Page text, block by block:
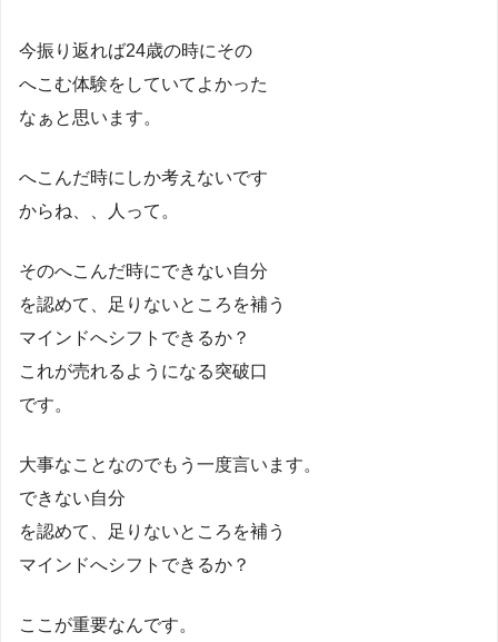
今振り返れば24歳の時にその
へこむ体験をしていてよかった
なぁと思います。
へこんだ時にしか考えないです
からね、、人って。
そのへこんだ時にできない自分
を認めて、足りないところを補う
マインドへシフトできるか？
これが売れるようになる突破口
です。
大事なことなのでもう一度言います。
できない自分
を認めて、足りないところを補う
マインドへシフトできるか？
ここが重要なんです。